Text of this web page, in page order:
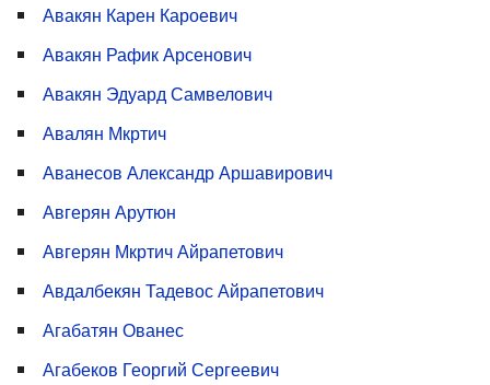
Авакян Карен Кароевич
Авакян Рафик Арсенович
Авакян Эдуард Самвелович
Авалян Мкртич
Аванесов Александр Аршавирович
Авгерян Арутюн
Авгерян Мкртич Айрапетович
Авдалбекян Тадевос Айрапетович
Агабатян Ованес
Агабеков Георгий Сергеевич